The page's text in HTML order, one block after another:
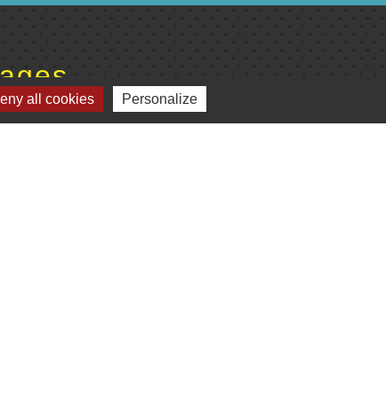
de jumelage de Gençay et sa région
all cookies Personalize